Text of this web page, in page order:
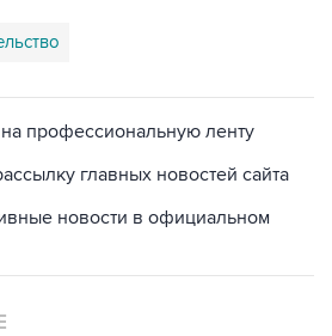
профессиональную ленту
главных новостей сайта
новости в официальном